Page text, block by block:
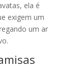
ela é
exigem um
um ar